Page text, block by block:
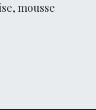
mousse